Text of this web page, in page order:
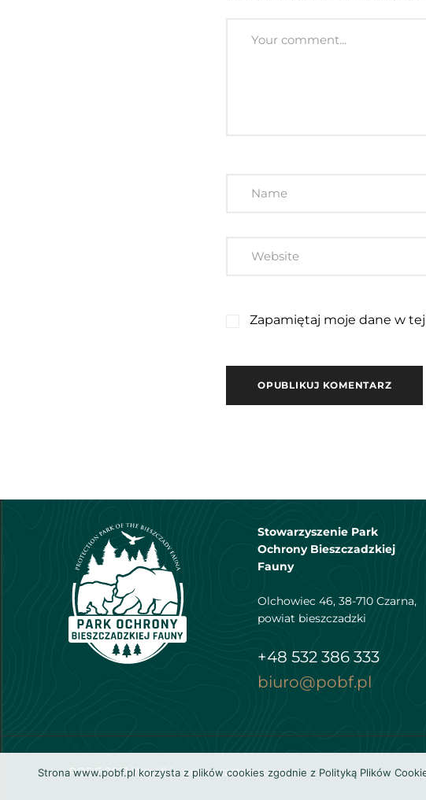
Zapamiętaj moje dane w
Stowarzyszenie Park
Ochrony Bieszczadzkiej
Fauny
Olchowiec 46, 38-710 Czarna,
powiat bieszczadzki
+48 532 386 333
biuro@pobf.pl
POBF 2021 Wszelkie prawa zastrzeżone
Strona www.pobf.pl korzysta z plików cookies zgodnie z Polityką Plików